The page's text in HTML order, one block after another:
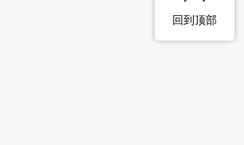
回到顶部